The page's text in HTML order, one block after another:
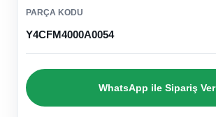
PARÇA KODU
Y4CFM4000A0054
WhatsApp ile Sipariş Ver